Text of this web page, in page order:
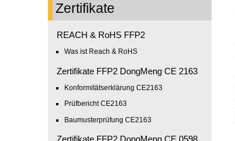
Zertifikate
REACH & RoHS FFP2
Was ist Reach & RoHS
Zertifikate FFP2 DongMeng CE 2163
Konformitätserklärung CE2163
Prüfbericht CE2163
Baumusterprüfung CE2163
Zertifikate FFP2 DongMeng CE 0598